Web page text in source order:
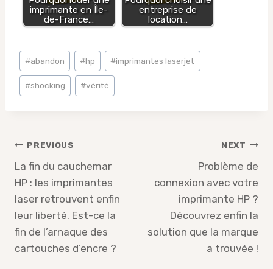
imprimante en Île-
de-France…
entreprise de
location…
Post
Tags:
#abandon #hp #imprimantes laserjet
#shocking #vérité
Post
navigation
PREVIOUS
La fin du cauchemar
HP : les imprimantes
laser retrouvent enfin
leur liberté. Est-ce la
fin de l’arnaque des
cartouches d’encre ?
NEXT
Problème de
connexion avec votre
imprimante HP ?
Découvrez enfin la
solution que la marque
a trouvée !